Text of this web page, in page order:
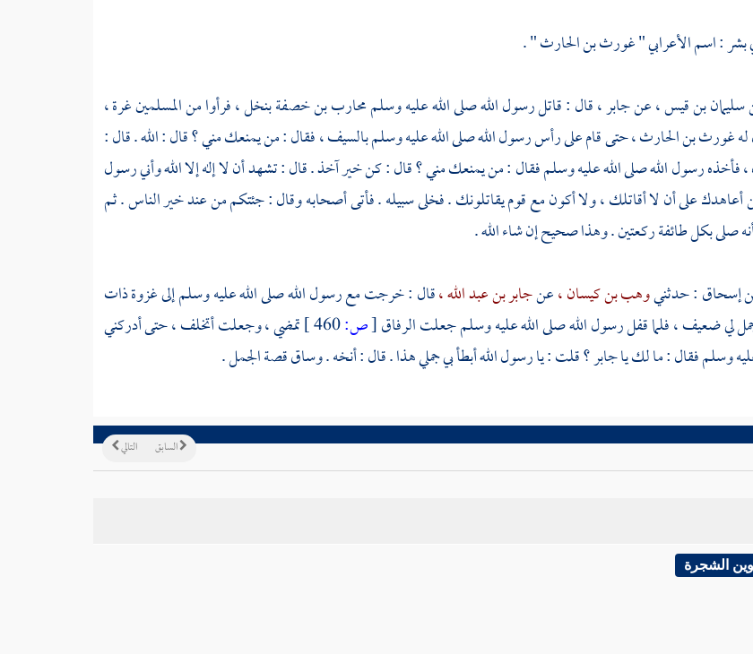
بشر: اسم الأعرابي "غورث بن الحارث" .
سليمان بن قيس ،عنجابر ،قال : قاتل رسول الله صلى الله عليه وسلممحارب بن خصفةبنخل ،فرأوا من المسلمين غرة ،
غورث بن الحارث ،حتى قام على رأس رسول الله صلى الله عليه وسلم بالسيف ، فقال : من يمنعك مني ؟ قال : الله . قال :
رسول الله صلى الله عليه وسلم فقال : من يمنعك مني ؟ قال : كن خير آخذ . قال : تشهد أن لا إله إلا الله وأني رسول
أعاهدك على أن لا أقاتلك ، ولا أكون مع قوم يقاتلونك . فخلى سبيله . فأتى أصحابه وقال : جئتكم من عند خير الناس . ثم
صلى بكل طائفة ركعتين . وهذا صحيح إن شاء الله .
إسحاق: حدثنيوهب بن كيسان ،عنجابر بن عبد الله ،قال : خرجت مع رسول الله صلى الله عليه وسلم إلى غزوةذات
لي ضعيف ، فلما قفل رسول الله صلى الله عليه وسلم جعلت الرفاق[ص:460 ]
تمضي ، وجعلت أتخلف ، حتى أدركني
وسلم فقال : ما لك ياجابر ؟قلت : يا رسول الله أبطأ بي جملي هذا . قال : أنخه . وساق قصة الجمل .
التالي السابق
الشجرة